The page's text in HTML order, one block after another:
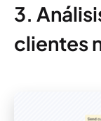
3.
clientes